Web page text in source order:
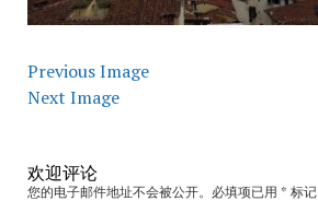
Previous Image
Next Image
欢迎评论
您的电子邮件地址不会被公开。必填项已用 * 标记